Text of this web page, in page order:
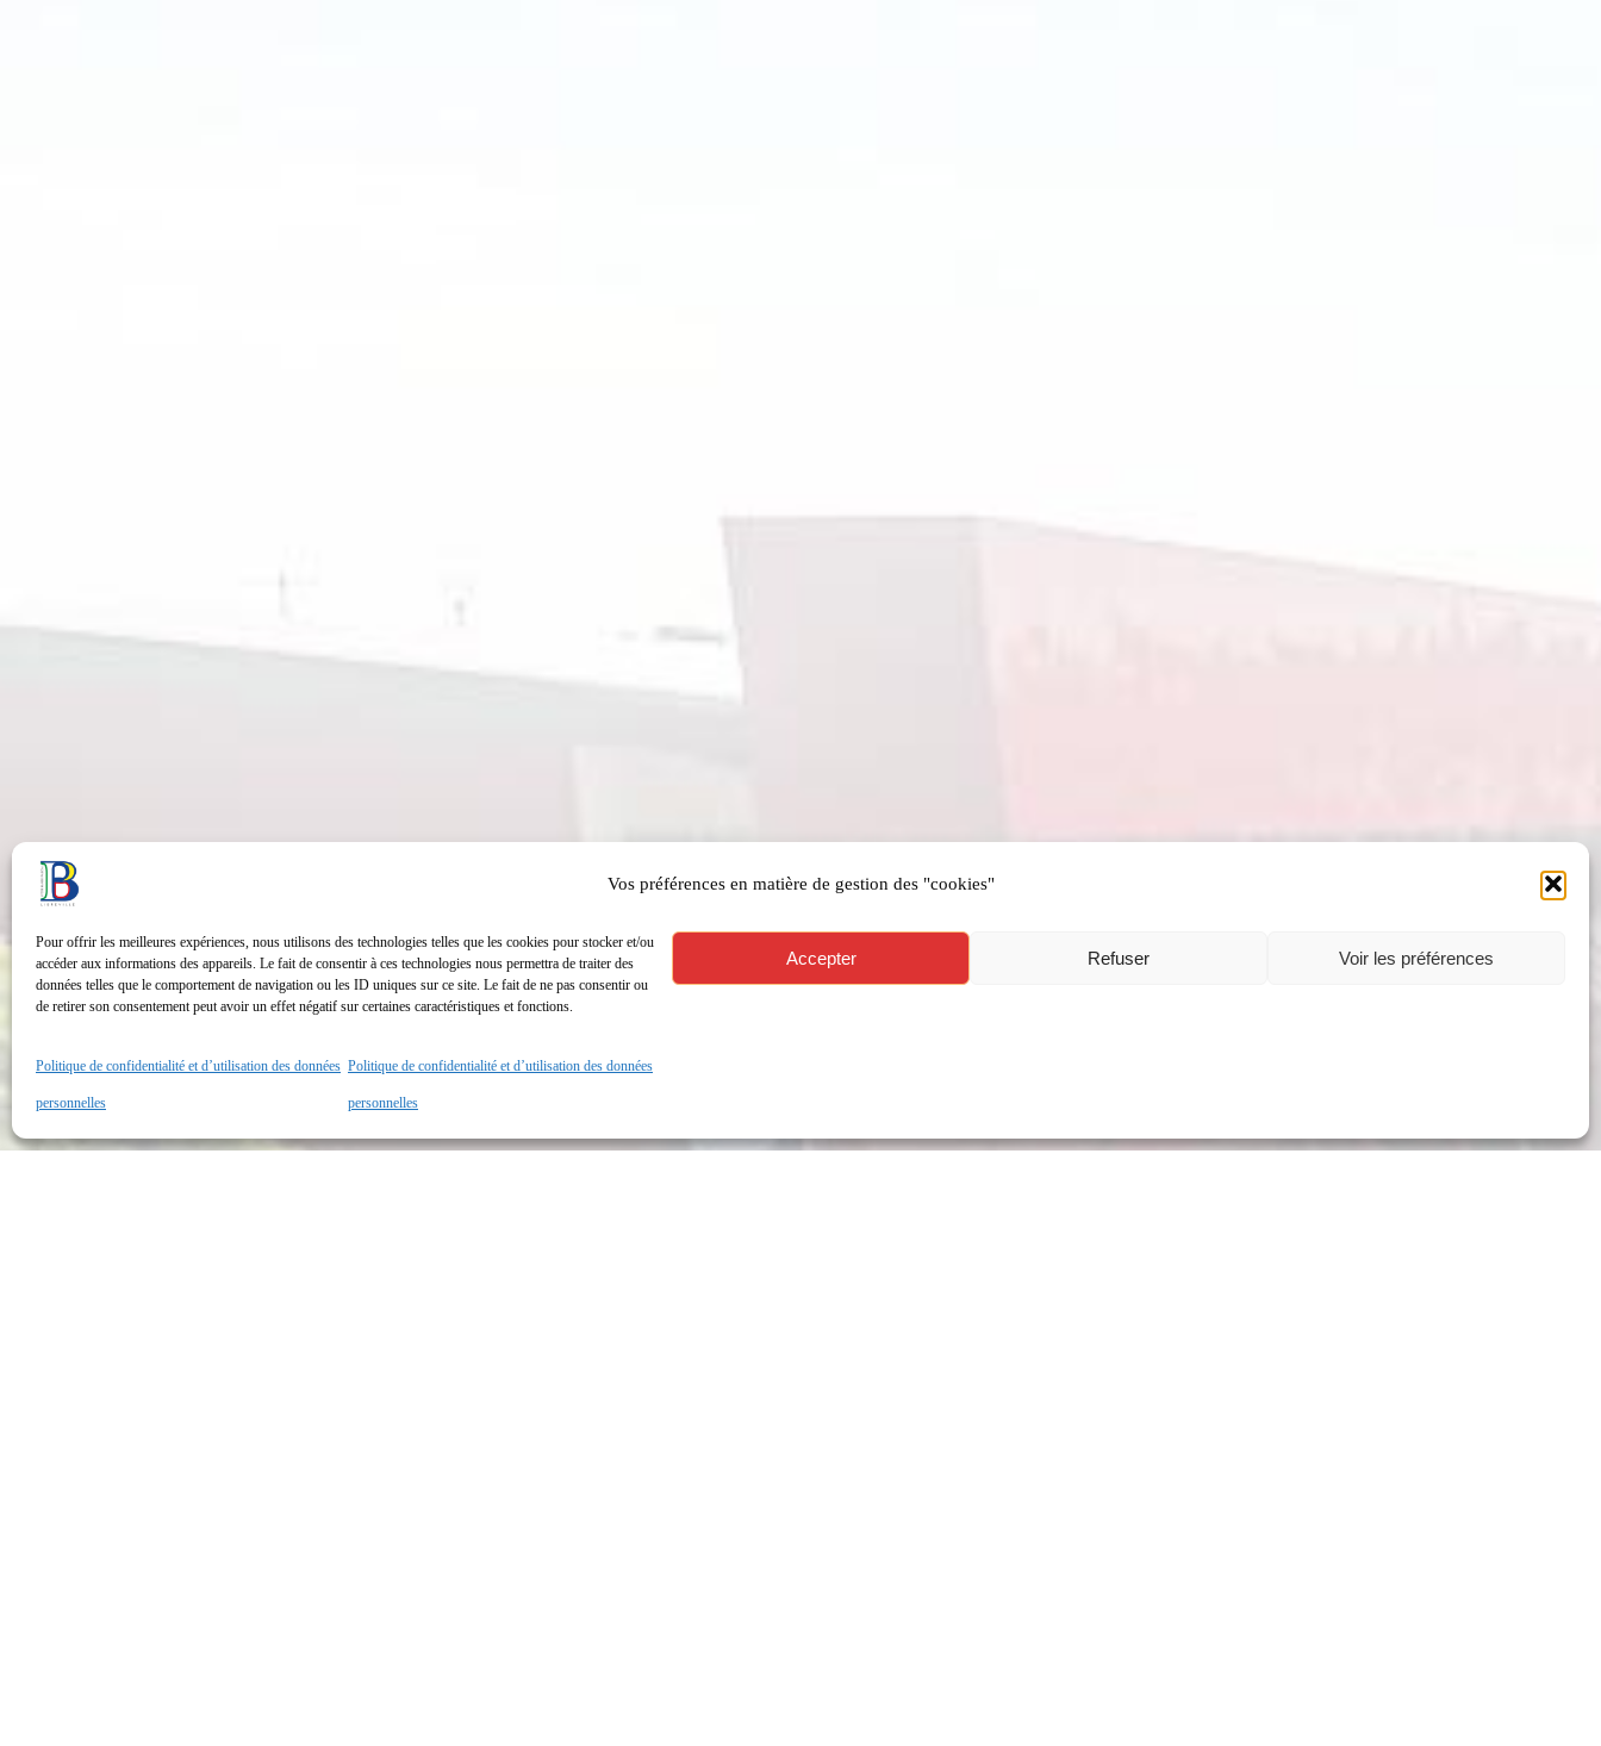
Vos préférences en matière de gestion des "cookies"
Pour offrir les meilleures expériences, nous utilisons des technologies telles que les cookies pour stocker et/ou
accéder aux informations des appareils. Le fait de consentir à ces technologies nous permettra de traiter des
données telles que le comportement de navigation ou les ID uniques sur ce site. Le fait de ne pas consentir ou
de retirer son consentement peut avoir un effet négatif sur certaines caractéristiques et fonctions.
Accepter Refuser Voir les préférences
Politique de confidentialité et d’utilisation des données
personnelles
Politique de confidentialité et d’utilisation des données
personnelles